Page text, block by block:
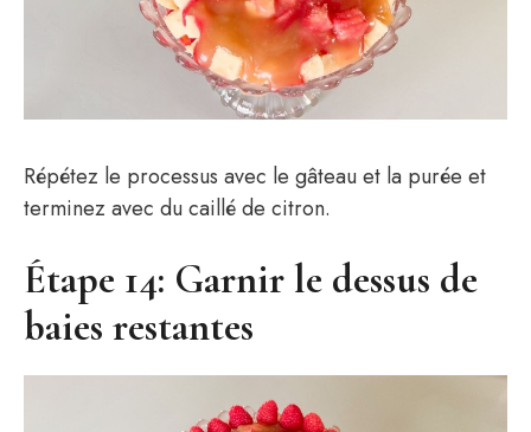
Répétez le processus avec le gâteau et la purée et
terminez avec du caillé de citron.
Étape 14: Garnir le dessus de
baies restantes